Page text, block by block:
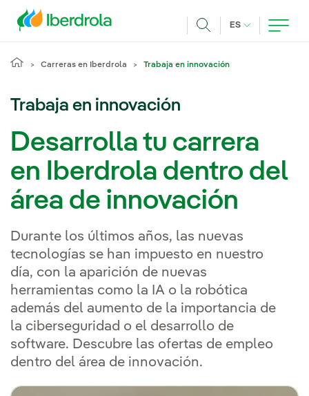
ES IDIOMA
Carreras en Iberdrola Trabaja en innovación
Trabaja en innovación
Desarrolla tu carrera
en Iberdrola dentro del
área de innovación
Durante los últimos años, las nuevas
tecnologías se han impuesto en nuestro
día, con la aparición de nuevas
herramientas como la IA o la robótica
además del aumento de la importancia de
la ciberseguridad o el desarrollo de
software. Descubre las ofertas de empleo
dentro del área de innovación.